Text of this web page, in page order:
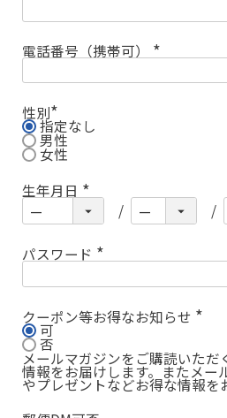
電話番号（携帯可）
(
必
性別
(
必
須
)
指定なし
男性
女性
生年月日
(
必
)
パスワード
(
)
クーポン等お得なお知らせ
須
)
可
否
メールマガジンをご購読いただ
情報をお届けします。またメー
やプレゼントなどお得な情報を